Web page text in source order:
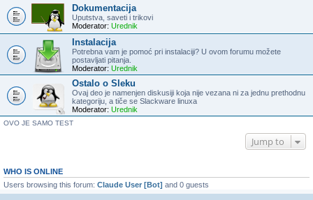
Dokumentacija
Uputstva, saveti i trikovi
Moderator: Urednik
Instalacija
Potrebna vam je pomoć pri instalaciji? U ovom forumu možete
postavljati pitanja.
Moderator: Urednik
Ostalo o Sleku
Ovaj deo je namenjen diskusiji koja nije vezana ni za jednu prethodnu
kategoriju, a tiče se Slackware linuxa
Moderator: Urednik
OVO JE SAMO TEST
Jump to
WHO IS ONLINE
Users browsing this forum: Claude User [Bot] and 0 guests